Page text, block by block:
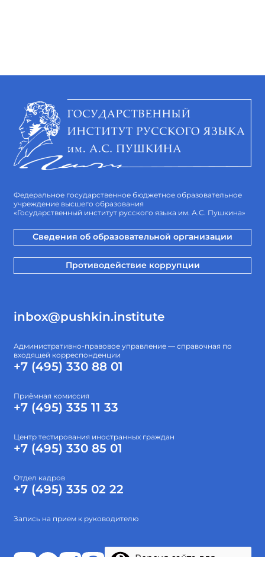
Федеральное государственное бюджетное образовательное
учреждение высшего образования
«Государственный институт русского языка им. А.С. Пушкина»
Сведения об образовательной организации
Противодействие коррупции
inbox@pushkin.institute
Административно-правовое управление — справочная по
входящей корреспонденции
+7 (495) 330 88 01
Приёмная комиссия
+7 (495) 335 11 33
Центр тестирования иностранных граждан
+7 (495) 330 85 01
Отдел кадров
+7 (495) 335 02 22
Запись на прием к руководителю
Версия сайта для